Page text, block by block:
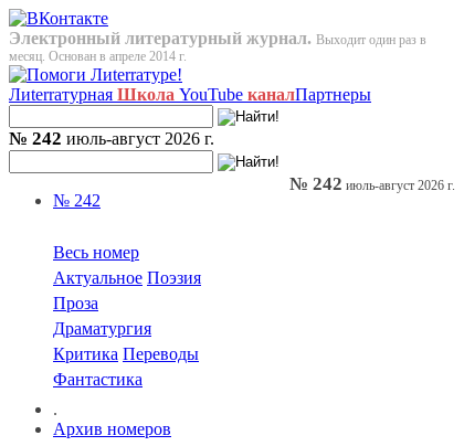
Электронный литературный журнал. Выходит один раз в
месяц. Основан в апреле 2014 г.
Лиterraтурная Школа YouTube каналПартнеры
№ 242 июль-август 2026 г.
№ 242
Весь номер
Актуальное Поэзия
Проза
Драматургия
Критика Переводы
Фантастика
.
Архив номеров
№ 242 июль-август 2026 г.